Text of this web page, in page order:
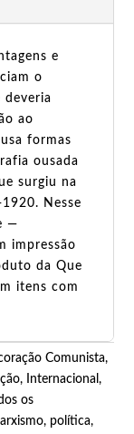
e
o
deveria
ao
formas
ousada
surgiu na
Nesse
—
impressão
da Que
itens com
Comunista,
, Internacional,
os
, política,